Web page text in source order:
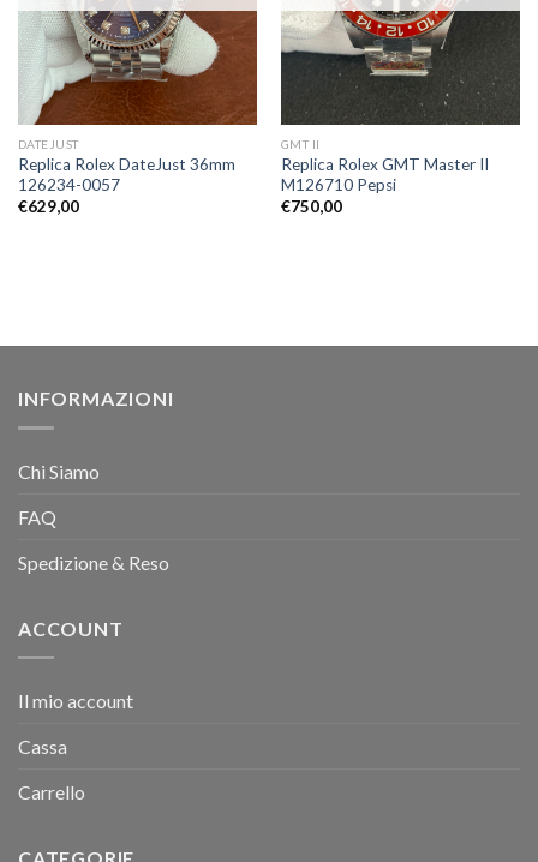
DATEJUST
Replica Rolex DateJust 36mm
126234-0057
€629,00
GMT II
Replica Rolex GMT Master II
M126710 Pepsi
€750,00
INFORMAZIONI
Chi Siamo
FAQ
Spedizione & Reso
ACCOUNT
Il mio account
Cassa
Carrello